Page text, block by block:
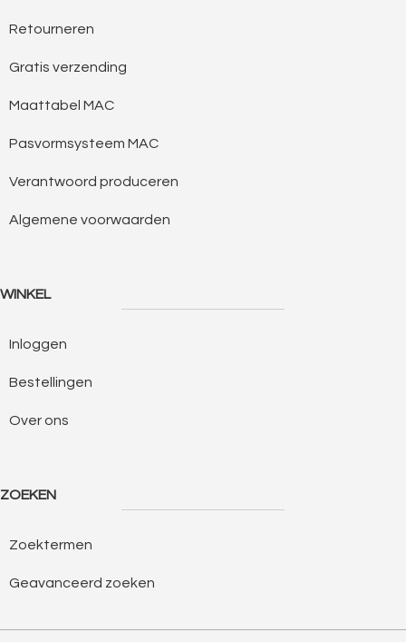
Retourneren
Gratis verzending
Maattabel MAC
Pasvormsysteem MAC
Verantwoord produceren
Algemene voorwaarden
WINKEL
Inloggen
Bestellingen
Over ons
ZOEKEN
Zoektermen
Geavanceerd zoeken